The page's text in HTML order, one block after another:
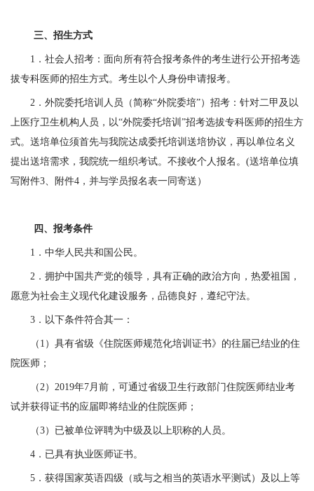
三、招生方式
1 ． 社会人招考：面向所有符合报考条件的考生进行公开招考选
拔专科医师的招生方式。考生以个人身份申请报考。
2 ． 外院委托培训人员（简称“外院委培”）招考：针对二甲及以
上医疗卫生机构人员，以“外院委托培训”招考选拔专科医师的招生方
式。送培单位须首先与我院达成委托培训送培协议，再以单位名义
提出送培需求，我院统一组织考试。不接收个人报名。 (送培单位填
写附件3、附件4，并与学员报名表一同寄送）
四、报考条件
1 ． 中华人民共和国公民。
2 ． 拥护中国共产党的领导，具有正确的政治方向，热爱祖国，
愿意为社会主义现代化建设服务，品德良好，遵纪守法。
3． 以下条件符合其一：
（ 1 ）具有省级《住院医师规范化培训证书》的往届已结业的住
院医师；
（ 2 ） 2019年7月前，可通过省级卫生行政部门住院医师结业考
试并获得证书的应届即将结业的住院医师；
（3）已被单位评聘为中级及以上职称的人员。
4． 已具有执业医师证书。
5． 获得国家英语四级（或与之相当的英语水平测试）及以上等